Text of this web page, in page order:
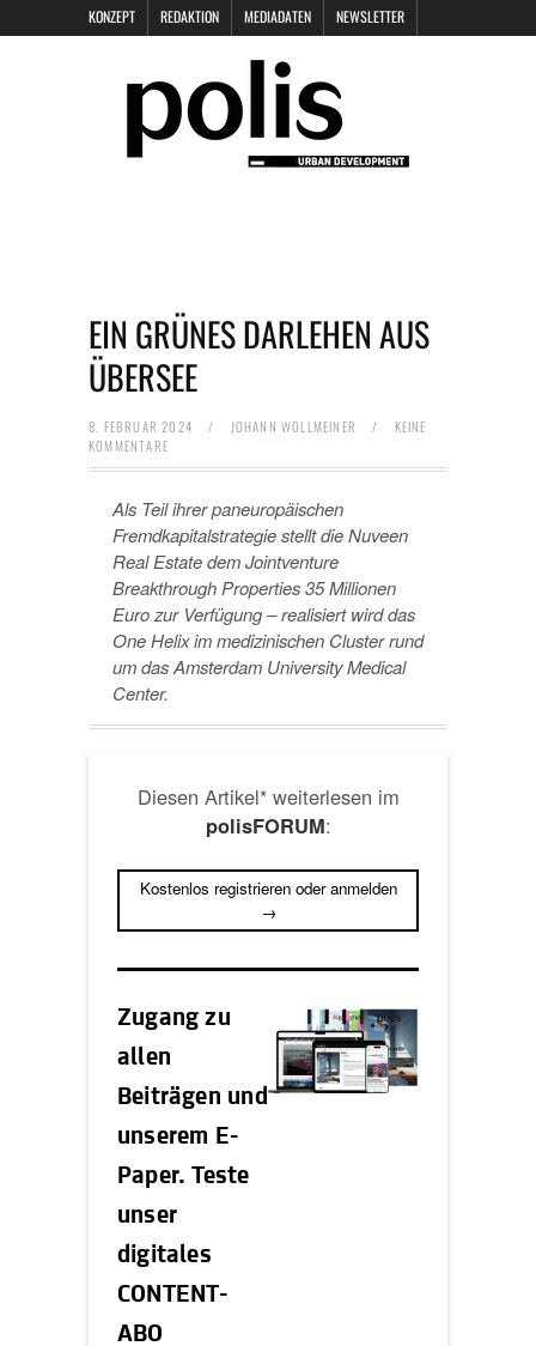
KONZEPT REDAKTION MEDIADATEN NEWSLETTER
DATENSCHUTZ
EIN GRÜNES DARLEHEN AUS
ÜBERSEE
8. FEBRUAR 2024 / JOHANN WOLLMEINER /
KEINE
KOMMENTARE
Als Teil ihrer paneuropäischen
Fremdkapitalstrategie stellt die Nuveen
Real Estate dem Jointventure
Breakthrough Properties 35 Millionen
Euro zur Verfügung – realisiert wird das
One Helix im medizinischen Cluster rund
um das Amsterdam University Medical
Center.
Diesen Artikel* weiterlesen im
polisFORUM:
Kostenlos registrieren oder anmelden
→
Zugang zu
allen
Beiträgen und
unserem E-
Paper. Teste
unser
digitales
CONTENT-
ABO